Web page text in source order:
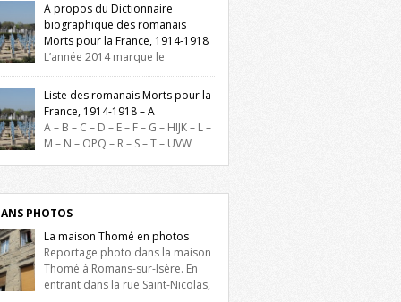
A propos du Dictionnaire
biographique des romanais
Morts pour la France, 1914-1918
L’année 2014 marque le
du début de la Première Guerre
et ce dictionnaire biographique veut
hommage aux romanais Morts pour la
durant ce conflit. La base de cette
historique est constituée des noms
sur les plaques commémoratives de
de Ville, du lycée du Dauphiné et du
Liste des romanais Morts pour la
France, 1914-1918 – A
A – B – C – D – E – F – G – HIJK – L –
M – N – OPQ – R – S – T – UVW
lettre. Liste des romanais […]
PHOTOS
La maison Thomé en photos
Reportage photo dans la maison
Thomé à Romans-sur-Isère. En
entrant dans la rue Saint-Nicolas,